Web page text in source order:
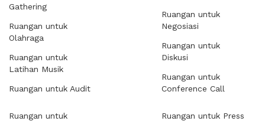
Gathering
Ruangan untuk
Olahraga
Ruangan untuk
Latihan Musik
Ruangan untuk Audit
Ruangan untuk
Negosiasi
Ruangan untuk
Diskusi
Ruangan untuk
Conference Call
Ruangan untuk
Ruangan untuk Press